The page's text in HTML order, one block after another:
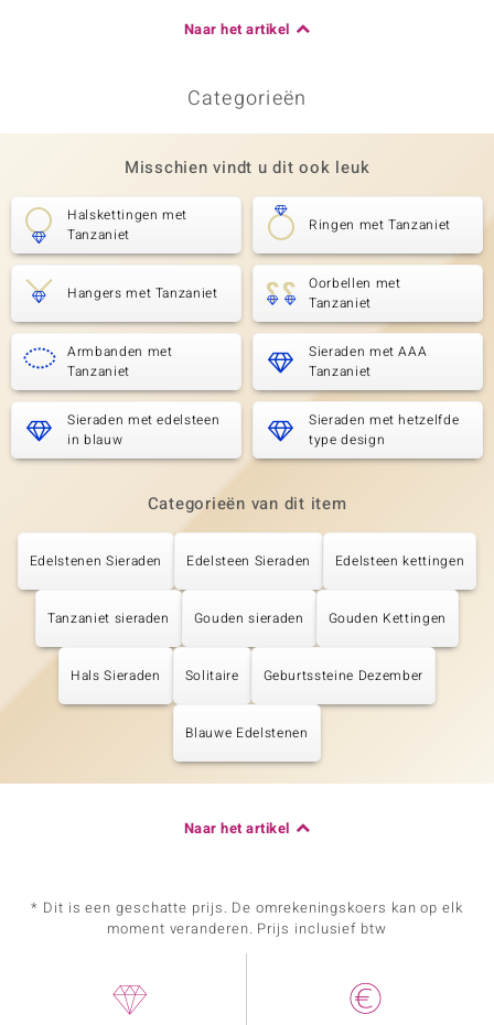
Naar het artikel
Categorieën
Misschien vindt u dit ook leuk
Halskettingen met
Tanzaniet
Ringen met Tanzaniet
Hangers met Tanzaniet
Oorbellen met
Tanzaniet
Armbanden met
Tanzaniet
Sieraden met AAA
Tanzaniet
Sieraden met edelsteen
in blauw
Sieraden met hetzelfde
type design
Categorieën van dit item
Edelstenen Sieraden Edelsteen Sieraden Edelsteen kettingen
Tanzaniet sieraden Gouden sieraden Gouden Kettingen
Hals Sieraden Solitaire Geburtssteine Dezember
Blauwe Edelstenen
Naar het artikel
* Dit is een geschatte prijs. De omrekeningskoers kan op elk
moment veranderen. Prijs inclusief btw